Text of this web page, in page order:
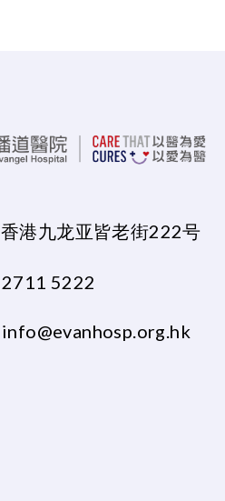
香港九龙亚皆老街222号
2711 5222
info@evanhosp.org.hk